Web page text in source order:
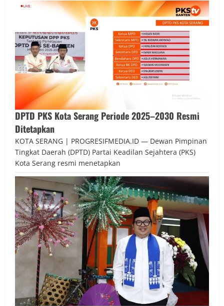
DPTD PKS Kota Serang Periode 2025–2030 Resmi
Ditetapkan
KOTA SERANG | PROGRESIFMEDIA.ID — Dewan Pimpinan
Tingkat Daerah (DPTD) Partai Keadilan Sejahtera (PKS)
Kota Serang resmi menetapkan